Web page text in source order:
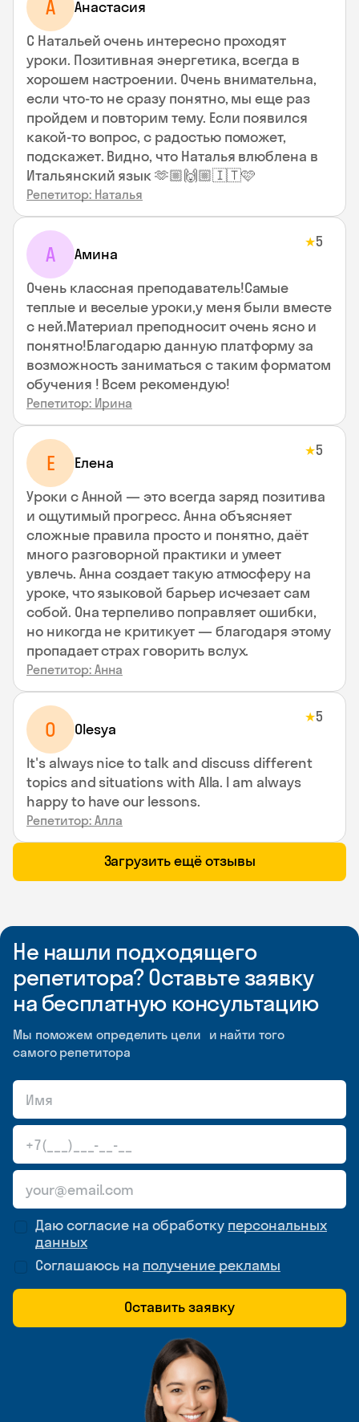
А Анастасия
С Натальей очень интересно проходят
уроки. Позитивная энергетика, всегда в
хорошем настроении. Очень внимательна,
если что-то не сразу понятно, мы еще раз
пройдем и повторим тему. Если появился
какой-то вопрос, с радостью поможет,
подскажет. Видно, что Наталья влюблена в
Итальянский язык 🫶🏼🙌🏼🇮🇹🩷
Репетитор: Наталья
А Амина
★5
Очень классная преподаватель!Самые
теплые и веселые уроки,у меня были вместе
с ней.Материал преподносит очень ясно и
понятно!Благодарю данную платформу за
возможность заниматься с таким форматом
обучения ! Всем рекомендую!
Репетитор: Ирина
Е Елена
★5
Уроки с Анной — это всегда заряд позитива
и ощутимый прогресс. Анна объясняет
сложные правила просто и понятно, даёт
много разговорной практики и умеет
увлечь. Анна создает такую атмосферу на
уроке, что языковой барьер исчезает сам
собой. Она терпеливо поправляет ошибки,
но никогда не критикует — благодаря этому
пропадает страх говорить вслух.
Репетитор: Анна
O Olesya
★5
It's always nice to talk and discuss different
topics and situations with Alla. I am always
happy to have our lessons.
Репетитор: Алла
Загрузить ещё отзывы
Не нашли подходящего
репетитора? Оставьте заявку
на бесплатную консультацию
Мы поможем определить цели и найти того
самого репетитора
Даю согласие на обработку персональных
данных
Соглашаюсь на получение рекламы
Оставить заявку